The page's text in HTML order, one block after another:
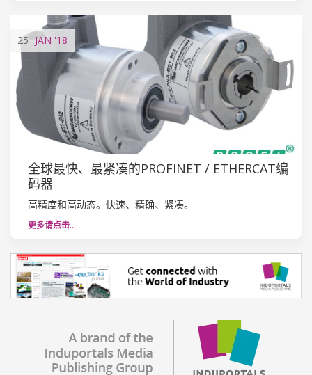
25 JAN '18
全球最快、最紧凑的PROFINET / ETHERCAT编
码器
高精度和高动态。快速、精确、紧凑。
更多请点击…